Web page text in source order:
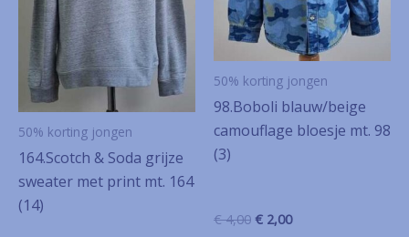
50% korting jongen
164.Scotch & Soda grijze
sweater met print mt. 164
(14)
50% korting jongen
98.Boboli blauw/beige
camouflage bloesje mt. 98
(3)
€4,00 Oorspronkelijke
€ 2,00Huidige